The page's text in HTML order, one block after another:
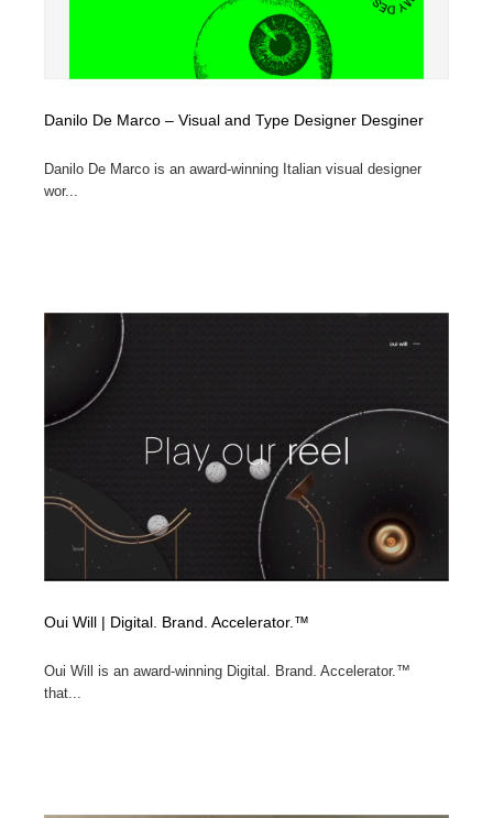
Danilo De Marco – Visual and Type Designer Desginer
Danilo De Marco is an award-winning Italian visual designer
wor...
Oui Will | Digital. Brand. Accelerator.™
Oui Will is an award-winning Digital. Brand. Accelerator.™
that...